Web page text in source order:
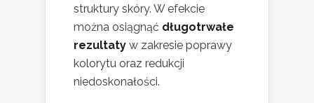
struktury skóry. W efekcie
można osiągnąć długotrwałe
rezultaty w zakresie poprawy
kolorytu oraz redukcji
niedoskonałości.